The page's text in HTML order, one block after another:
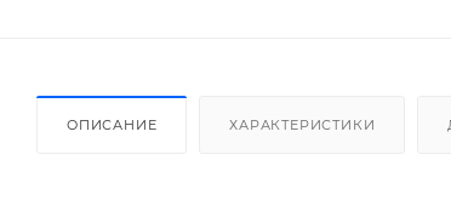
ОПИСАНИЕ ХАРАКТЕРИСТИКИ